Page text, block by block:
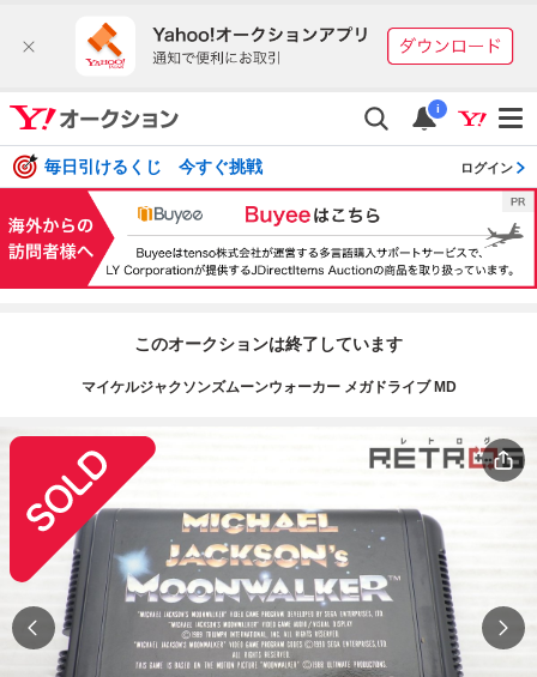
i
毎日引けるくじ 今すぐ挑戦 ログイン
このオークションは終了しています
マイケルジャクソンズムーンウォーカー メガドライブ MD